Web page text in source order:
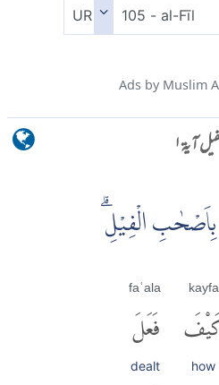
Ads by Muslim
آية ۱
الْفِيْلِۗ
kayfa
how
faʿala
فَعَلَ
dealt